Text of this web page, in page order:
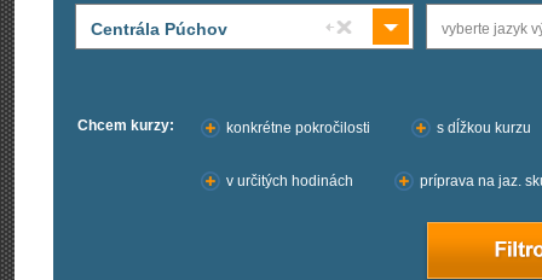
Centrála Púchov vyberte jazyk
Chcem kurzy: konkrétne pokročilosti s dĺžkou kurzu
v určitých hodinách príprava na jaz.